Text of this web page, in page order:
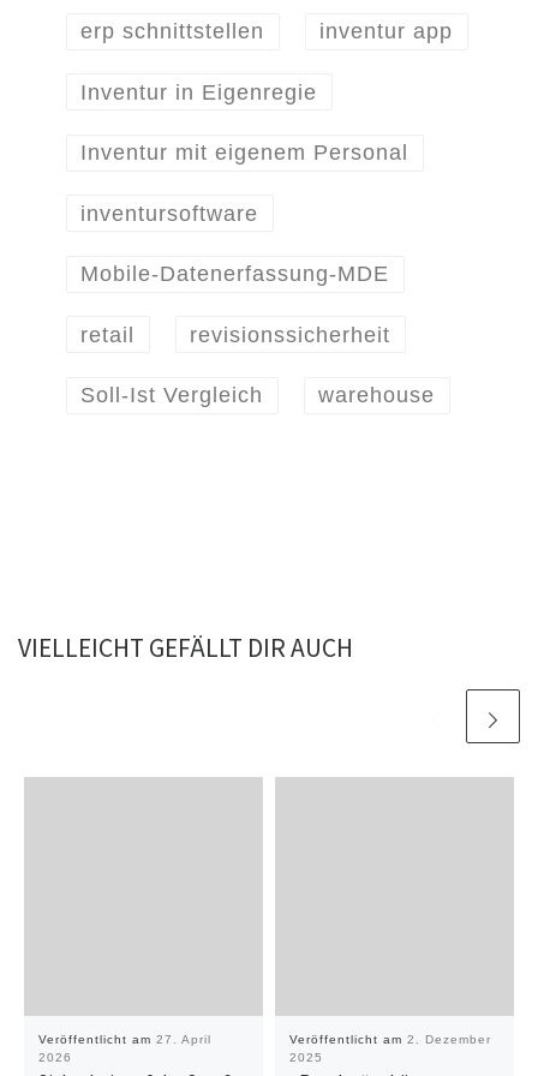
erp schnittstellen inventur app
Inventur in Eigenregie
Inventur mit eigenem Personal
inventursoftware
Mobile-Datenerfassung-MDE
retail revisionssicherheit
Soll-Ist Vergleich warehouse
VIELLEICHT GEFÄLLT DIR AUCH
Veröffentlicht am 27. April
2026
Veröffentlicht am 2. Dezember
2025